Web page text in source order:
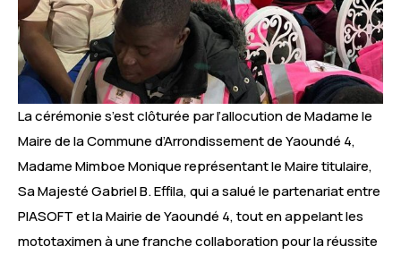
La cérémonie s’est clôturée par l’allocution de Madame le
Maire de la Commune d’Arrondissement de Yaoundé 4,
Madame Mimboe Monique représentant le Maire titulaire,
Sa Majesté Gabriel B. Effila, qui a salué le partenariat entre
PIASOFT et la Mairie de Yaoundé 4, tout en appelant les
mototaximen à une franche collaboration pour la réussite